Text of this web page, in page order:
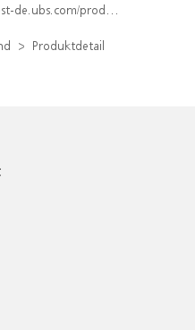
detail/index/isin/DE000WA8LJV8
Produktdetail